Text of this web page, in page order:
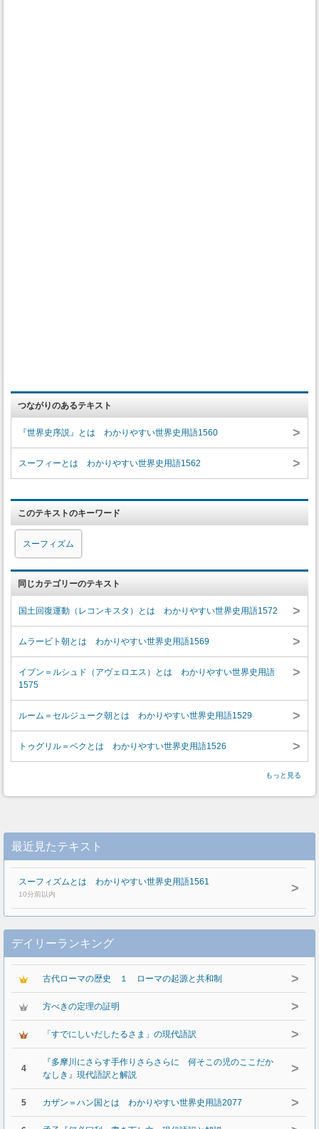
つながりのあるテキスト
『世界史序説』とは わかりやすい世界史用語1560 >
スーフィーとは わかりやすい世界史用語1562 >
このテキストのキーワード
スーフィズム
同じカテゴリーのテキスト
国土回復運動（レコンキスタ）とは わかりやすい世界史用語1572 >
ムラービト朝とは わかりやすい世界史用語1569 >
イブン＝ルシュド（アヴェロエス）とは わかりやすい世界史用語
1575
>
ルーム＝セルジューク朝とは わかりやすい世界史用語1529 >
トゥグリル＝ベクとは わかりやすい世界史用語1526 >
もっと見る
最近見たテキスト
スーフィズムとは わかりやすい世界史用語1561
10分前以内 >
デイリーランキング
古代ローマの歴史 １ ローマの起源と共和制 >
方べきの定理の証明 >
「すでにしいだしたるさま」の現代語訳 >
4
『多摩川にさらす手作りさらさらに 何そこの児のここだか
なしき』現代語訳と解説
>
5 カザン＝ハン国とは わかりやすい世界史用語2077 >